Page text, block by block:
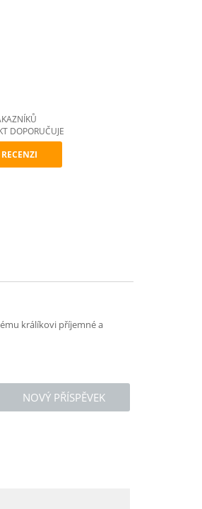
DOPORUČUJE
králíkovi příjemné a
NOVÝ PŘÍSPĚVEK